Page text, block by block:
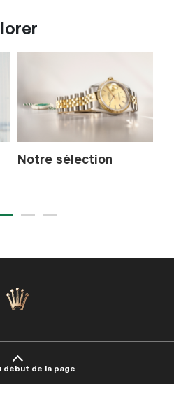
Notre sélection
début de la page